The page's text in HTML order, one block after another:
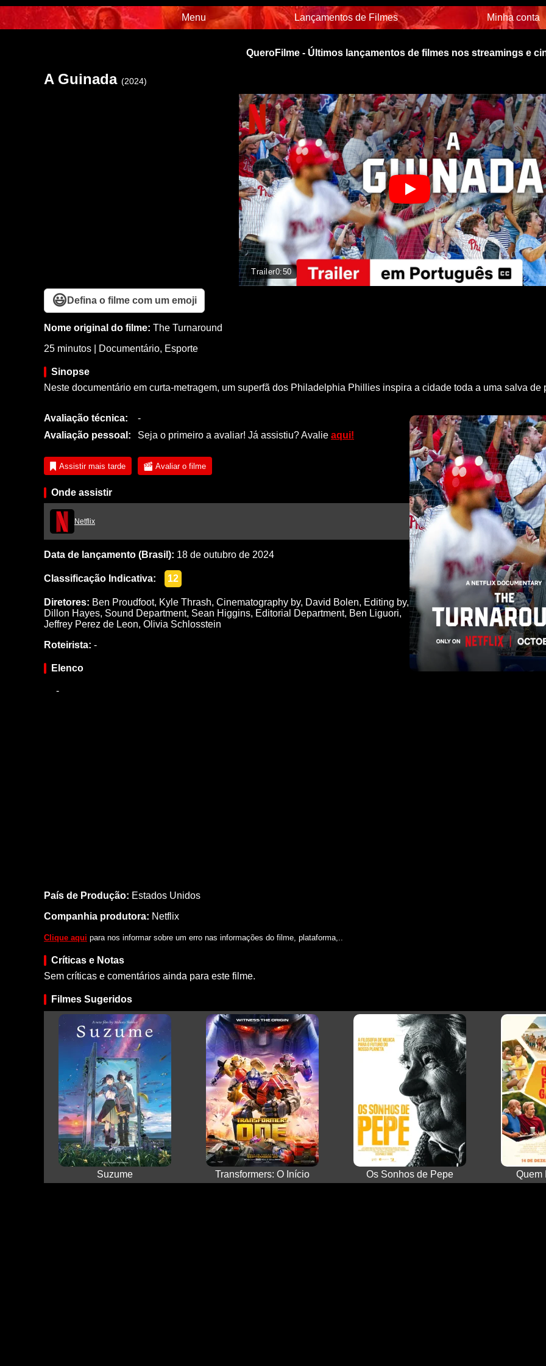
Menu Lançamentos de Filmes Minha conta
QueroFilme - Últimos lançamentos de filmes nos streamings e
A Guinada (2024)
Trailer0:50
😃 Defina o filme com um emoji
Nome original do filme: The Turnaround
25 minutos
Documentário, Esporte
Sinopse
Neste documentário em curta-metragem, um superfã dos Philadelphia Phillies inspira a cidade toda a uma salva
Avaliação técnica:
-
Avaliação pessoal:
Seja o primeiro a avaliar! Já assistiu? Avalie aqui!
Assistir mais tarde Avaliar o filme
Onde assistir
Netflix
Data de lançamento (Brasil): 18 de outubro de 2024
Classificação Indicativa: 12
Diretores: Ben Proudfoot, Kyle Thrash, Cinematography by, David Bolen, Editing by,
Dillon Hayes, Sound Department, Sean Higgins, Editorial Department, Ben Liguori,
Jeffrey Perez de Leon, Olivia Schlosstein
Roteirista: -
Elenco
-
País de Produção: Estados Unidos
Companhia produtora: Netflix
Clique aqui para nos informar sobre um erro nas informações do filme, plataforma,..
Críticas e Notas
Sem críticas e comentários ainda para este filme.
Filmes Sugeridos
Suzume Transformers: O Início Os Sonhos de Pepe Quem